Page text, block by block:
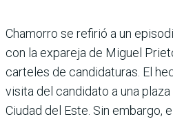
Chamorro se refirió a un
con la expareja de Miguel
carteles de candidaturas. El
visita del candidato a una
Ciudad del Este. Sin embargo,